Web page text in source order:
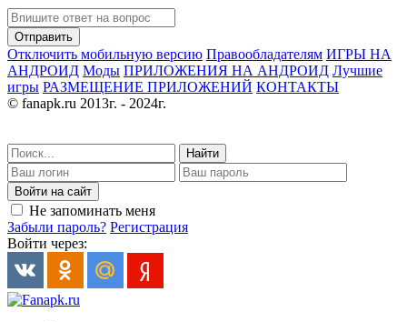
Отправить
Отключить мобильную версию Правообладателям ИГРЫ НА
АНДРОИД Моды ПРИЛОЖЕНИЯ НА АНДРОИД Лучшие
игры РАЗМЕЩЕНИЕ ПРИЛОЖЕНИЙ КОНТАКТЫ
© fanapk.ru 2013г. - 2024г.
Найти
Войти на сайт
Не запоминать меня
Забыли пароль? Регистрация
Войти через: